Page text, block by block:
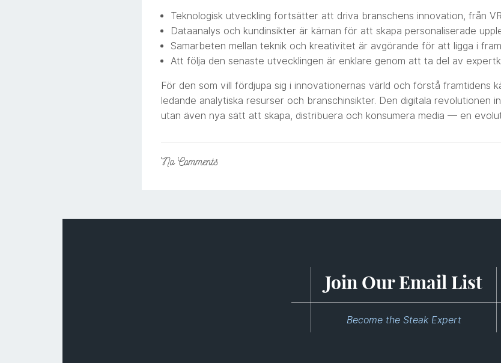
Teknologisk utveckling fortsätter att driva branschens innovation, från
Dataanalys och kundinsikter är kärnan för att skapa personaliserade
Samarbeten mellan teknik och kreativitet är avgörande för att ligga i
Att följa den senaste utvecklingen är enklare genom att ta del av
För den som vill fördjupa sig i innovationernas värld och förstå framtidens
ledande analytiska resurser och branschinsikter. Den digitala
utan även nya sätt att skapa, distribuera och konsumera media — en
NoComments
Join Our Email List
Become the Steak Expert